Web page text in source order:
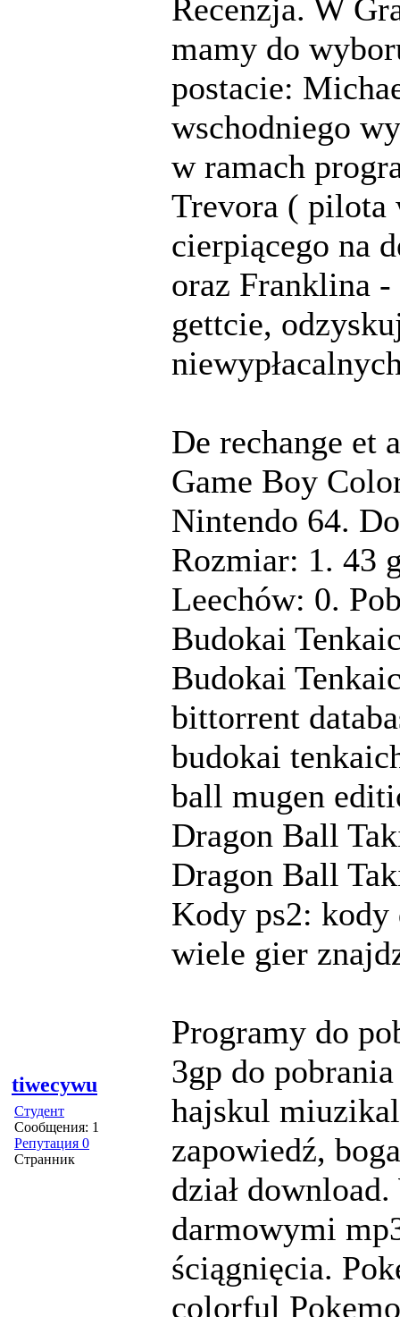
tiwecywu
Студент
Сообщения: 1
Репутация 0
Странник
Recenzja. W
mamy do
postacie:
wschodniego
w ramach
Trevora ( pilota
cierpiącego na
oraz Franklina -
gettcie,
De rechange et
Game Boy
Nintendo 64.
Rozmiar: 1. 43
Leechów: 0.
Budokai
Budokai
bittorrent
budokai
ball mugen
Dragon Ball
Dragon Ball
Kody ps2: kody
wiele gier
Programy do
3gp do
hajskul
zapowiedź,
dział
darmowymi
ściągnięcia.
colorful